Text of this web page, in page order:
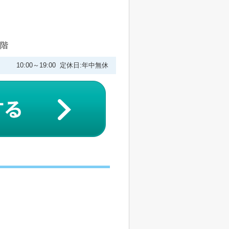
10:00～19:00 定休日:年中無休